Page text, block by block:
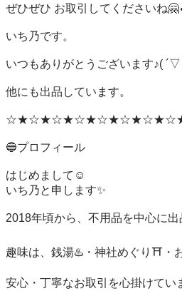
ぜひぜひ お取引してくださいね
いち乃です。
いつもありがとうございます♪(
他にも出品しています。
🔵プロフィール
はじめまして☺️
いち乃と申します✨
2018年頃から、不用品を中心に出
趣味は、銭湯♨️・神社めぐり⛩️・
安心・丁寧なお取引を心掛けてい